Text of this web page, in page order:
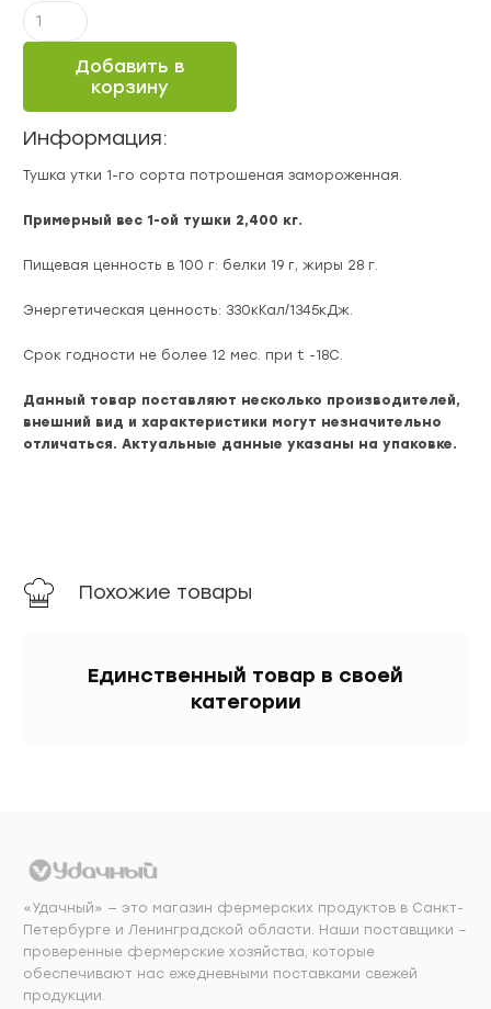
Количество
Утка,
замороженная
Добавить в
корзину
Информация:
Тушка утки 1-го сорта потрошеная замороженная.
Примерный вес 1-ой тушки 2,400 кг.
Пищевая ценность в 100 г: белки 19 г, жиры 28 г.
Энергетическая ценность: 330кКал/1345кДж.
Срок годности не более 12 мес. при t -18С.
Данный товар поставляют несколько производителей,
внешний вид и характеристики могут незначительно
отличаться. Актуальные данные указаны на упаковке.
Похожие товары
Единственный товар в своей
категории
«Удачный» — это магазин фермерских продуктов в Санкт-
Петербурге и Ленинградской области. Наши поставщики –
проверенные фермерские хозяйства, которые
обеспечивают нас ежедневными поставками свежей
продукции.